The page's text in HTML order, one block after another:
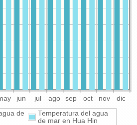
jun jul ago sep oct nov dic
de
Temperatura del agua
de mar en Hua Hin